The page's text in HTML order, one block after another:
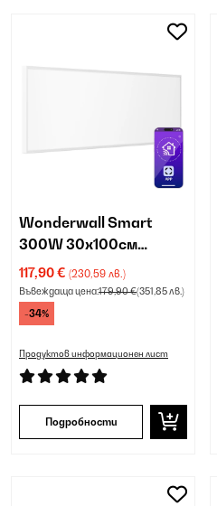
Wonderwall Smart
300W 30х100см
Инфрачервен панел
Бяло
117,90 € (230,59 лв.)
Въвеждаща цена:179,90 €(351,85 лв.)
-34%
Продуктов информационен лист
Подробности